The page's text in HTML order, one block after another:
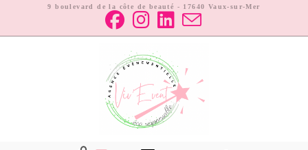
9 boulevard de la côte de beauté - 17640 Vaux-sur-Mer